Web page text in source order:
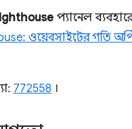
প্যানেল
ওয়েবসাইটের গতি
772558 ।